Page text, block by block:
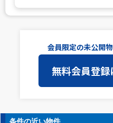
4. 個人情報取扱いの委託
当社は事業運営上、前項利用
を外部に委託することがあり
護水準の高い委託先を選定し
保持についての契約を交わし
5. 個人情報の開示等の請求
会員限定の未公開
無料会員登
条件の近い物件